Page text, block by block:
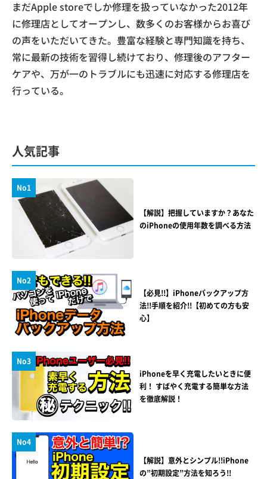
まだApple storeでしか修理を扱っていなかった2012年
に修理店としてオープンし、数多くのお客様からお喜び
の声をいただいてきた。豊富な経験と専門知識を持ち、
常に最新の技術を習得し続けており、修理後のアフター
ケアや、万が一のトラブルにも迅速に対応する修理店を
行っている。
人気記事
No1
【解説】把握していますか？あなた
のiPhoneの使用年数を調べる方法
No2
【必見!!】iPhoneバックアップ方
法!!手順を紹介!!【初めての方も安
心】
No3
iPhoneを早く充電したいときに便
利！ すばやく充電する簡単な方法
を徹底解説！
No4
【解説】意外とシンプル!!iPhone
の”初期設定”方法を知ろう!!